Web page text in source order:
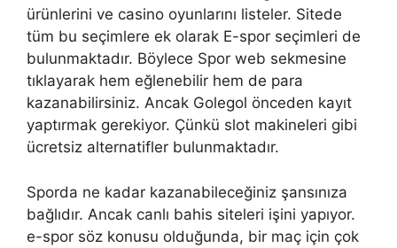
ürünlerini ve casino oyunlarını listeler. Sitede
tüm bu seçimlere ek olarak E-spor seçimleri de
bulunmaktadır. Böylece Spor web sekmesine
tıklayarak hem eğlenebilir hem de para
kazanabilirsiniz. Ancak Golegol önceden kayıt
yaptırmak gerekiyor. Çünkü slot makineleri gibi
ücretsiz alternatifler bulunmaktadır.
Sporda ne kadar kazanabileceğiniz şansınıza
bağlıdır. Ancak canlı bahis siteleri işini yapıyor.
e-spor söz konusu olduğunda, bir maç için çok